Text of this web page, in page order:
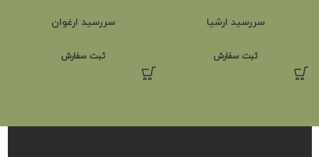
سررسید ارشیا
ثبت سفارش
سررسید ارغوان
ثبت سفارش